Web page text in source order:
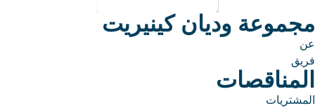
مجموعة وديان كينيريت
عن
فريق
المناقصات
المشتريات